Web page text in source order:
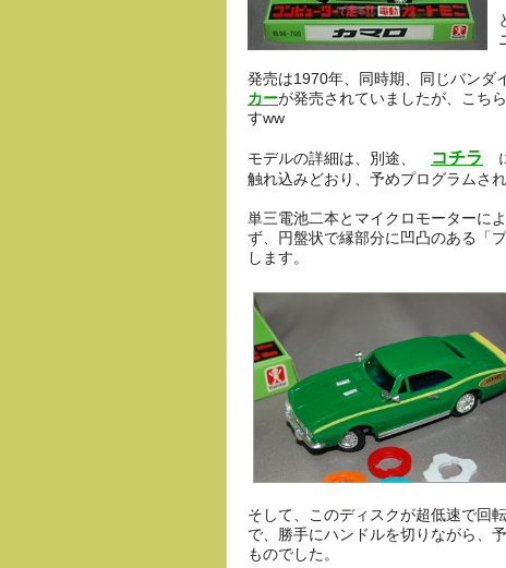
発売は1970年、同時期、同じバンダ
カーが発売されていましたが、こち
すww
モデルの詳細は、別途、 コチラ
触れ込みどおり、予めプログラムさ
単三電池二本とマイクロモーターに
ず、円盤状で縁部分に凹凸のある「
します。
そして、このディスクが超低速で回
で、勝手にハンドルを切りながら、
ものでした。